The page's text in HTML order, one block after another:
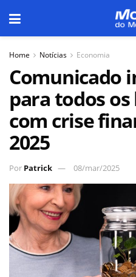
Home Notícias Economia
Comunicado
para todos
com crise
2025
Por Patrick 08/mar/2025